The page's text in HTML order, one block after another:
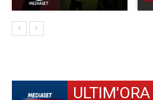
ULTIM'ORA